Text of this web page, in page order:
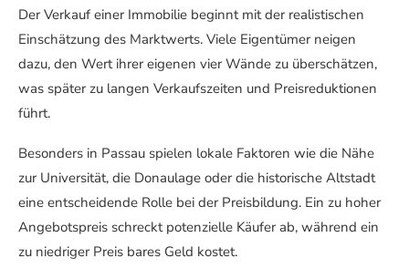
Der Verkauf einer Immobilie beginnt mit der realistischen
Einschätzung des Marktwerts. Viele Eigentümer neigen
dazu, den Wert ihrer eigenen vier Wände zu überschätzen,
was später zu langen Verkaufszeiten und Preisreduktionen
führt.
Besonders in Passau spielen lokale Faktoren wie die Nähe
zur Universität, die Donaulage oder die historische Altstadt
eine entscheidende Rolle bei der Preisbildung. Ein zu hoher
Angebotspreis schreckt potenzielle Käufer ab, während ein
zu niedriger Preis bares Geld kostet.